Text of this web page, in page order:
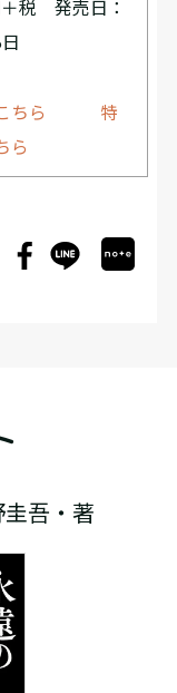
税 発売日：
ちら
特
ら
吾・著